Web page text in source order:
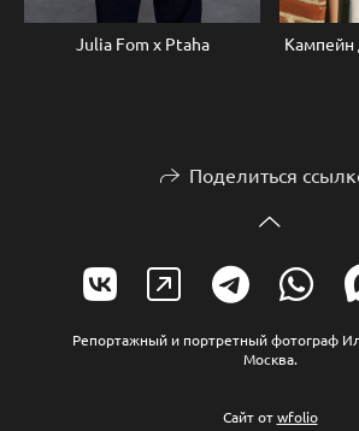
Julia Fom x Ptaha Кампейн
Поделиться
Репортажный и портретный фотограф
Москва.
Сайт отwfolio